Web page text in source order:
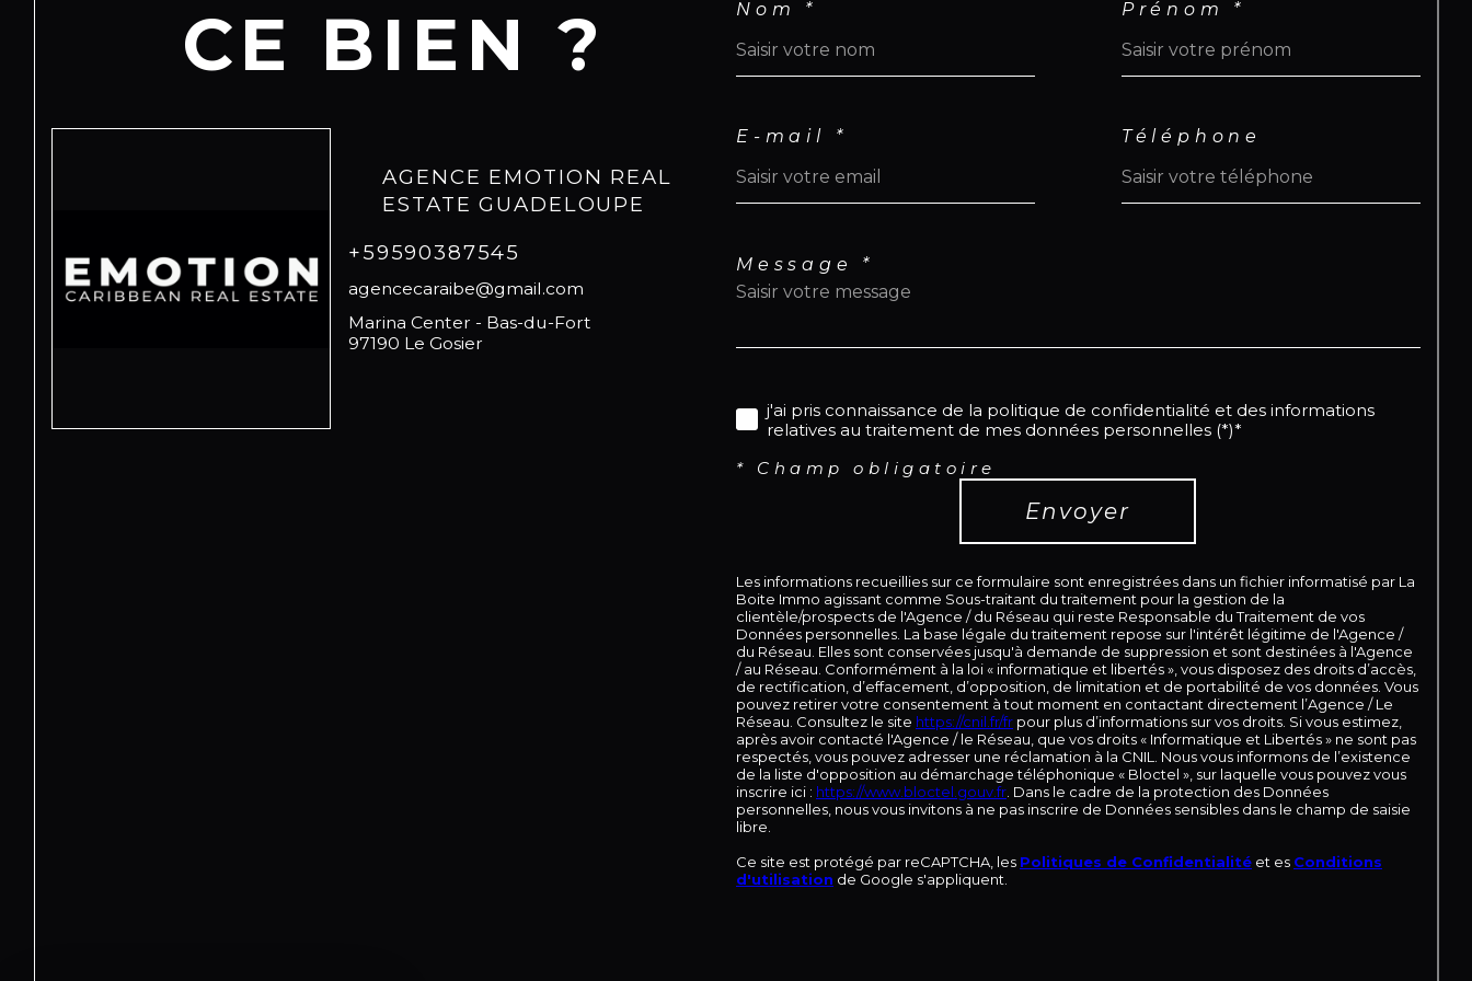
4 véhicules à l’intérieur
de la propriété
En cours
- Prix HAI: 1 695 000€ (honoraire charge
690 66 35 40
Instagram@sxmrealestatelistings.
CE BIEN ?
AGENCE EMOTION REAL
ESTATE GUADELOUPE
+59590387545
agencecaraibe@gmail.com
Marina Center - Bas-du-Fort
97190 Le Gosier
Nom * Prénom *
E-mail * Téléphone
Message *
j'ai pris connaissance de la politique de confidentialité et des informations
relatives au traitement de mes données personnelles (*)*
* Champ obligatoire
Envoyer
Les informations recueillies sur ce formulaire sont enregistrées dans un fichier informatisé par La
Boite Immo agissant comme Sous-traitant du traitement pour la gestion de la
clientèle/prospects de l'Agence / du Réseau qui reste Responsable du Traitement de vos
Données personnelles. La base légale du traitement repose sur l'intérêt légitime de l'Agence /
du Réseau. Elles sont conservées jusqu'à demande de suppression et sont destinées à l'Agence
/ au Réseau. Conformément à la loi « informatique et libertés », vous disposez des droits d’accès,
de rectification, d’effacement, d’opposition, de limitation et de portabilité de vos données. Vous
pouvez retirer votre consentement à tout moment en contactant directement l’Agence / Le
Réseau. Consultez le site https://cnil.fr/fr pour plus d’informations sur vos droits. Si vous estimez,
après avoir contacté l'Agence / le Réseau, que vos droits « Informatique et Libertés » ne sont pas
respectés, vous pouvez adresser une réclamation à la CNIL. Nous vous informons de l’existence
de la liste d'opposition au démarchage téléphonique « Bloctel », sur laquelle vous pouvez vous
inscrire ici : https://www.bloctel.gouv.fr . Dans le cadre de la protection des Données
personnelles, nous vous invitons à ne pas inscrire de Données sensibles dans le champ de saisie
libre.
Ce site est protégé par reCAPTCHA, les Politiques de Confidentialité et es Conditions
d'utilisation de Google s'appliquent.